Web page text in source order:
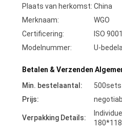
Plaats van herkomst: China
Merknaam:
WGO
Certificering:
ISO 9001
Modelnummer:
U-
Betalen & Verzenden
Min. bestelaantal:
500sets
Prijs:
Verpakking Details: